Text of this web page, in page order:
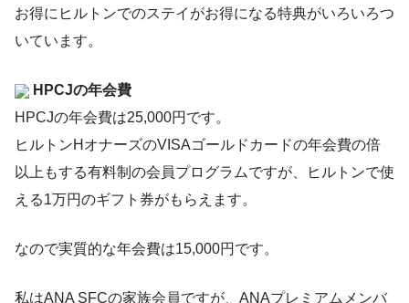
お得にヒルトンでのステイがお得になる特典がいろいろつ
いています。
HPCJの年会費
HPCJの年会費は25,000円です。
ヒルトンHオナーズのVISAゴールドカードの年会費の倍
以上もする有料制の会員プログラムですが、ヒルトンで使
える1万円のギフト券がもらえます。
なので実質的な年会費は15,000円です。
私はANA SFCの家族会員ですが、ANAプレミアムメンバ